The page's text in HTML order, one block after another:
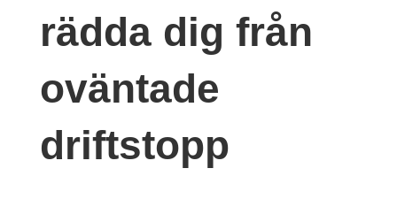
rädda dig från
oväntade
driftstopp